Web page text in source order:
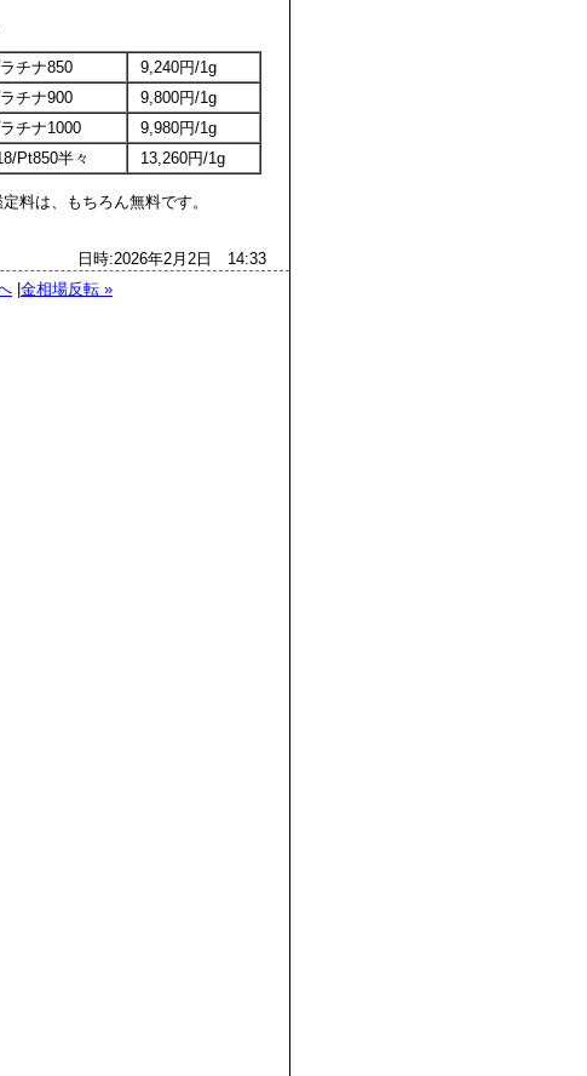
チナ850
9,240円/1g
チナ900
9,800円/1g
チナ1000
9,980円/1g
Pt850半々 13,260円/1g
は、もちろん無料です。
日時:2026年2月2日 14:33
金相場反転 »